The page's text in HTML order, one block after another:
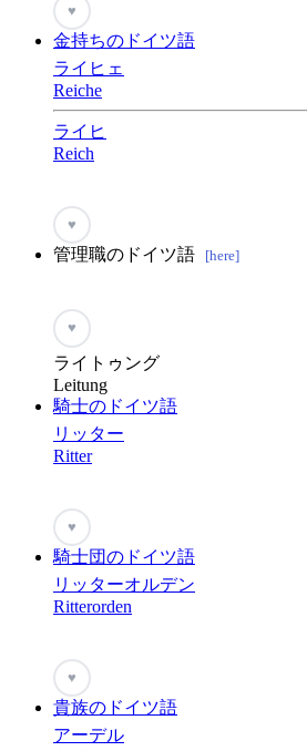
♥
金持ちのドイツ語
ライヒェ
Reiche
ライヒ
Reich
♥
管理職のドイツ語 [here]
♥
ライトゥング
Leitung
騎士のドイツ語
リッター
Ritter
♥
騎士団のドイツ語
リッターオルデン
Ritterorden
♥
貴族のドイツ語
アーデル